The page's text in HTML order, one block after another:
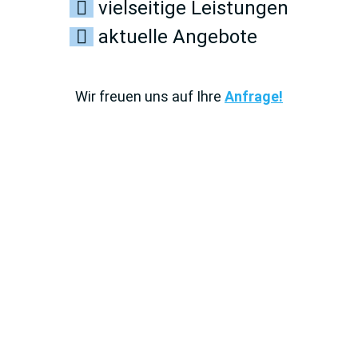
vielseitige Leistungen
aktuelle Angebote
Wir freuen uns auf Ihre Anfrage!